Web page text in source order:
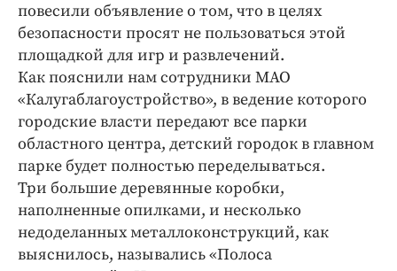
ПРОЕКТЫ
Блоги
Издания
Медиаперсона
Интересное чтиво
Клиника года
Бренд года
Работодатель года
повесили объявление о том, что в целях
безопасности просят не пользоваться этой
площадкой для игр и развлечений.
Как пояснили нам сотрудники МАО
«Калугаблагоустройство», в ведение которого
городские власти передают все парки
областного центра, детский городок в главном
парке будет полностью переделываться.
Три большие деревянные коробки,
наполненные опилками, и несколько
недоделанных металлоконструкций, как
выяснилось, назывались «Полоса